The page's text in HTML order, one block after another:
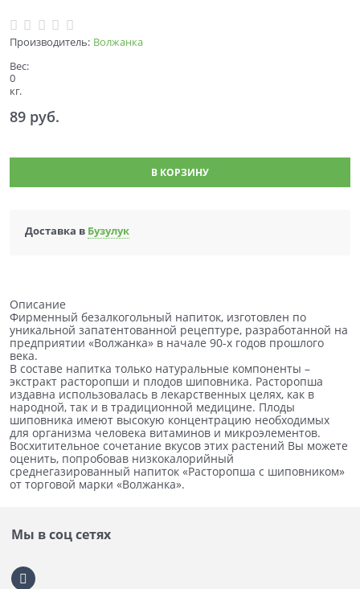
Производитель: Волжанка
Вес:
0
кг.
89 руб.
В КОРЗИНУ
Доставка в Бузулук
Описание
Фирменный безалкогольный напиток, изготовлен по
уникальной запатентованной рецептуре, разработанной на
предприятии «Волжанка» в начале 90-х годов прошлого
века.
В составе напитка только натуральные компоненты –
экстракт расторопши и плодов шиповника. Расторопша
издавна использовалась в лекарственных целях, как в
народной, так и в традиционной медицине. Плоды
шиповника имеют высокую концентрацию необходимых
для организма человека витаминов и микроэлементов.
Восхитительное сочетание вкусов этих растений Вы можете
оценить, попробовав низкокалорийный
среднегазированный напиток «Расторопша с шиповником»
от торговой марки «Волжанка».
Мы в соц сетях